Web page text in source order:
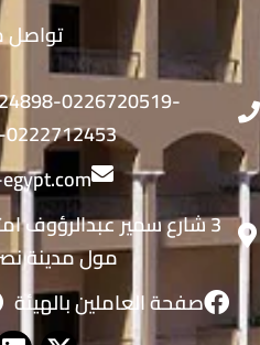
تواصل
0226720519-
3 شارع سمير عبدالرؤوف
مول مدينة
صفحة العاملين بالهيئة